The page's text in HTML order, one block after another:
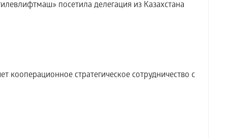
посетила делегация из Казахстана
стратегическое сотрудничество с